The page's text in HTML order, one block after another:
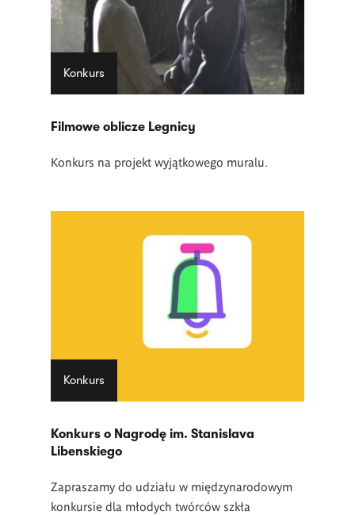
Konkurs
Filmowe oblicze Legnicy
Konkurs na projekt wyjątkowego muralu.
Konkurs
Konkurs o Nagrodę im. Stanislava
Libenskiego
Zapraszamy do udziału w międzynarodowym
konkursie dla młodych twórców szkła